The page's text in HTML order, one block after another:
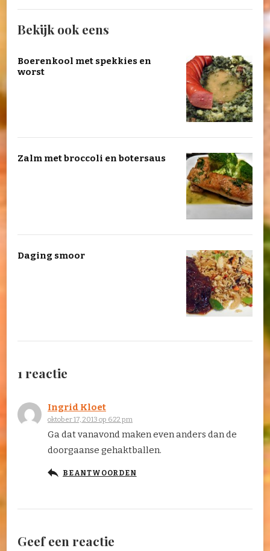
Bekijk ook eens
Boerenkool met spekkies en
worst
Zalm met broccoli en botersaus
Daging smoor
1 reactie
Ingrid Kloet
oktober 17, 2013 op 6:22 pm
Ga dat vanavond maken even anders dan de
doorgaanse gehaktballen.
BEANTWOORDEN
Geef een reactie